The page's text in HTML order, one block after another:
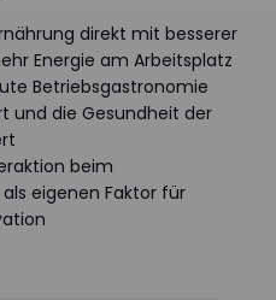
direkt mit besserer
Energie am Arbeitsplatz
Betriebsgastronomie
und die Gesundheit der
beim
eigenen Faktor für